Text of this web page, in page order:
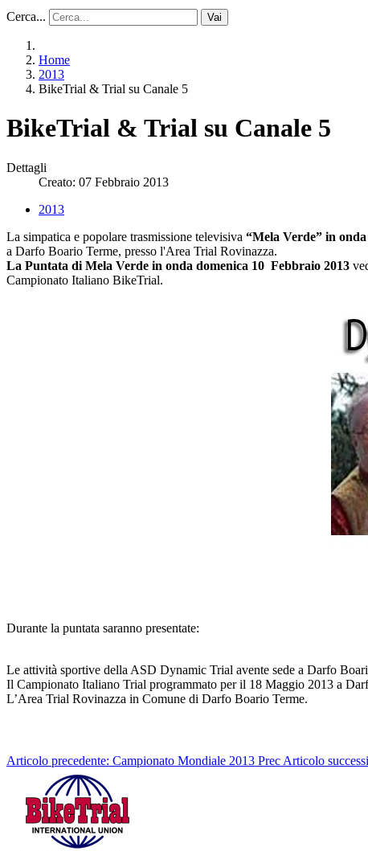
Cerca... Vai
Home
2013
BikeTrial & Trial su Canale 5
BikeTrial & Trial su Canale 5
Dettagli
Creato: 07 Febbraio 2013
2013
La simpatica e popolare trasmissione televisiva “Mela Verde” in
a Darfo Boario Terme, presso l'Area Trial Rovinazza.
La Puntata di Mela Verde in onda domenica 10 Febbraio 2013
Campionato Italiano BikeTrial.
Durante la puntata saranno presentate:
Le attività sportive della ASD Dynamic Trial avente sede a Darfo
Il Campionato Italiano Trial programmato per il 18 Maggio 2013 a
L’Area Trial Rovinazza in Comune di Darfo Boario Terme.
Articolo precedente: Campionato Mondiale 2013 Prec Articolo